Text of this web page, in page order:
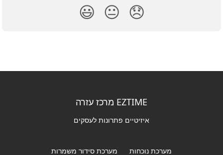
😞
😐
😃
EZTIME מרכז עזרה
איזיטיים פתרונות לעסקים
מערכת נוכחות מערכת סידור משמרות